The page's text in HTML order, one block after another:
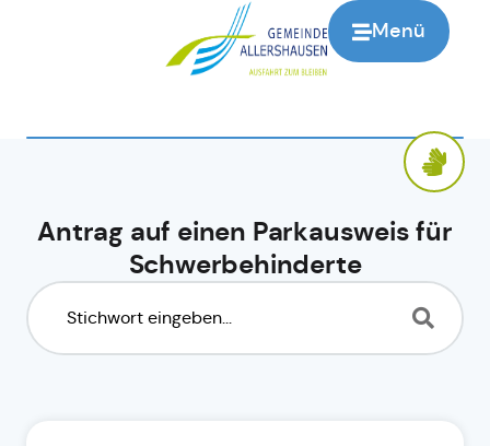
Menü
Antrag auf einen Parkausweis für
Schwerbehinderte